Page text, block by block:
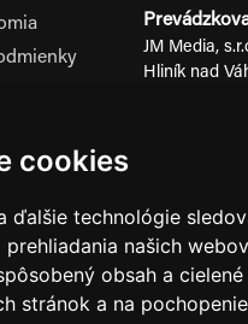
cookies
ďalšie technológie
našich
obsah a
stránok a na
JM Media,
Hliník nad
0911 955